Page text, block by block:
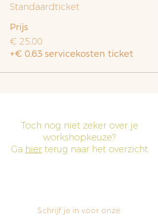
Standaardticket
Prijs
€ 25,00
+€ 0,63 servicekosten ticket
Toch nog niet zeker over je
workshopkeuze?
Ga hier terug naar het overzicht
Schrijf je in voor onze